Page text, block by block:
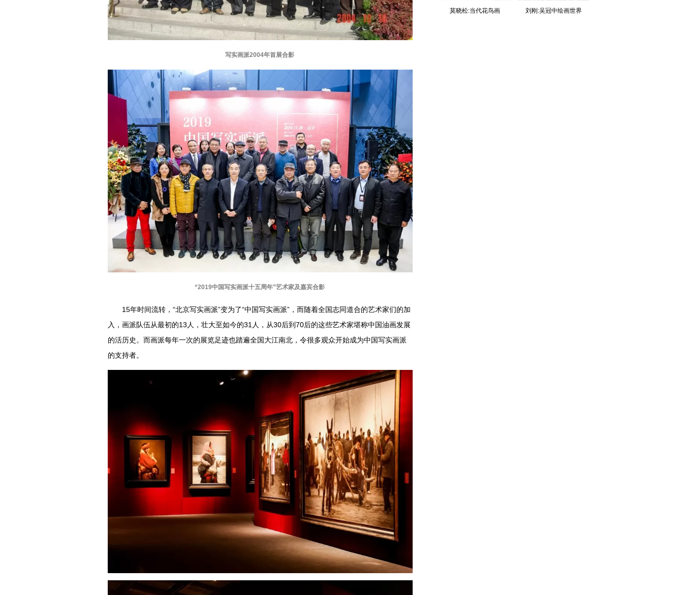
写实画派2004年首展合影
“2019中国写实画派十五周年”艺术家及嘉宾合影
15年时间流转，“北京写实画派”变为了“中国写实画派”，而随着全国志同道合的艺术家们的加
入，画派队伍从最初的13人，壮大至如今的31人，从30后到70后的这些艺术家堪称中国油画发展
的活历史。而画派每年一次的展览足迹也踏遍全国大江南北，令很多观众开始成为中国写实画派
的支持者。
莫晓松:当代花鸟画 刘刚:吴冠中绘画世界